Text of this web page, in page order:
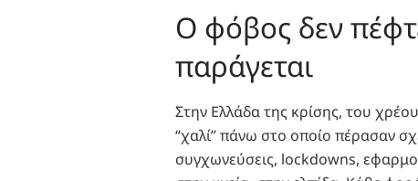
Ο φόβος δεν
παράγεται
Στην Ελλάδα της κρίσης, του
“χαλί” πάνω στο οποίο πέρασαν
συγχωνεύσεις, lockdowns,